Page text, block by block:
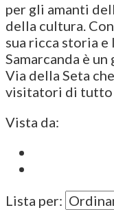
per gli amanti
della cultura.
sua ricca storia
Samarcanda è
Via della Seta
visitatori di tutto
Vista da:
Lista per: